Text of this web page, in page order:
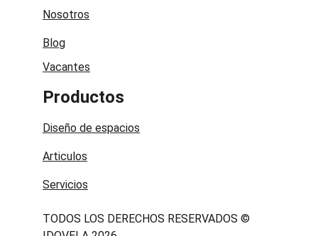
TODOS LOS DERECHOS RESERVADOS ©
Nosotros
Blog
Vacantes
Productos
Diseño de espacios
Articulos
Servicios